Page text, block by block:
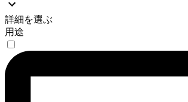
詳細を選ぶ
用途